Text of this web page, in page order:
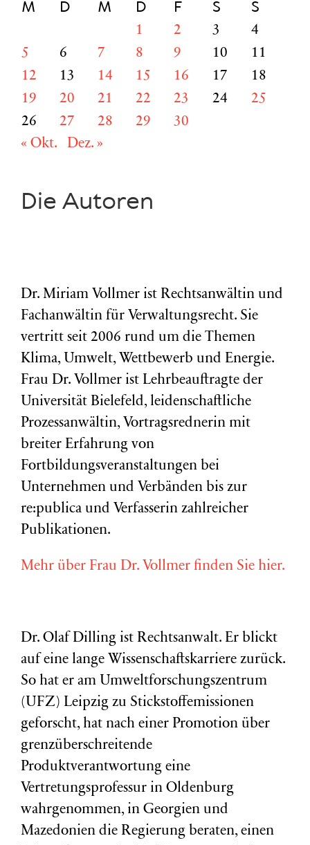
M D M D F S S
1 2 3
4
5
6 7 8 9 10
11
12
13 14 15 16 17
18
19
20 21 22 23 24
25
26
27 28 29
30
« Okt.
Dez. »
Die Autoren
Dr. Miriam Vollmer ist Rechtsanwältin und
Fachanwältin für Verwaltungsrecht. Sie
vertritt seit 2006 rund um die Themen
Klima, Umwelt, Wettbewerb und Energie.
Frau Dr. Vollmer ist Lehrbeauftragte der
Universität Bielefeld, leidenschaftliche
Prozessanwältin, Vortragsrednerin mit
breiter Erfahrung von
Fortbildungsveranstaltungen bei
Unternehmen und Verbänden bis zur
re:publica und Verfasserin zahlreicher
Publikationen.
Mehr über Frau Dr. Vollmer finden Sie hier.
Dr. Olaf Dilling ist Rechtsanwalt. Er blickt
auf eine lange Wissenschaftskarriere zurück.
So hat er am Umweltforschungszentrum
(UFZ) Leipzig zu Stickstoffemissionen
geforscht, hat nach einer Promotion über
grenzüberschreitende
Produktverantwortung eine
Vertretungsprofessur in Oldenburg
wahrgenommen, in Georgien und
Mazedonien die Regierung beraten, einen